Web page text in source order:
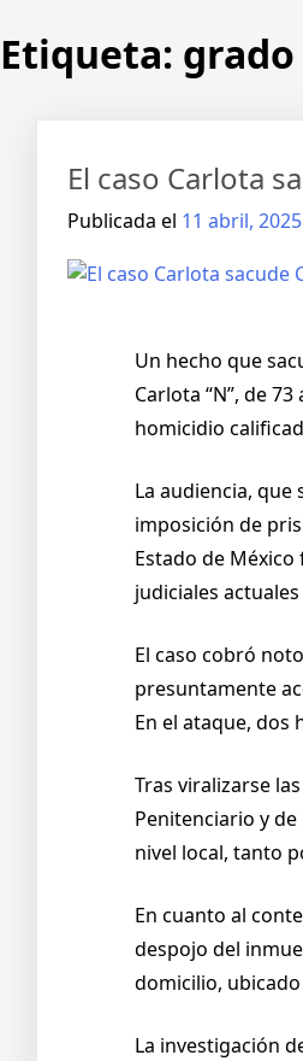
Etiqueta:
El caso Carlota
Publicada el 11 abril, 2025
Un hecho que
Carlota “N”, de
homicidio
La audiencia, que
imposición de
Estado de
judiciales
El caso cobró
presuntamente
En el ataque,
Tras viralizarse
Penitenciario y
nivel local, tanto
En cuanto al
despojo del
domicilio,
La investigación